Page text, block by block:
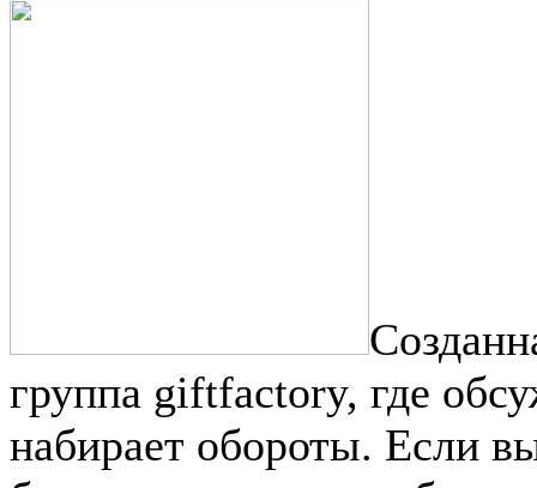
группа giftfactory, где
набирает обороты. Если